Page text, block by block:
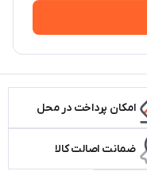
امکان پرداخت در محل
ضمانت اصالت کالا